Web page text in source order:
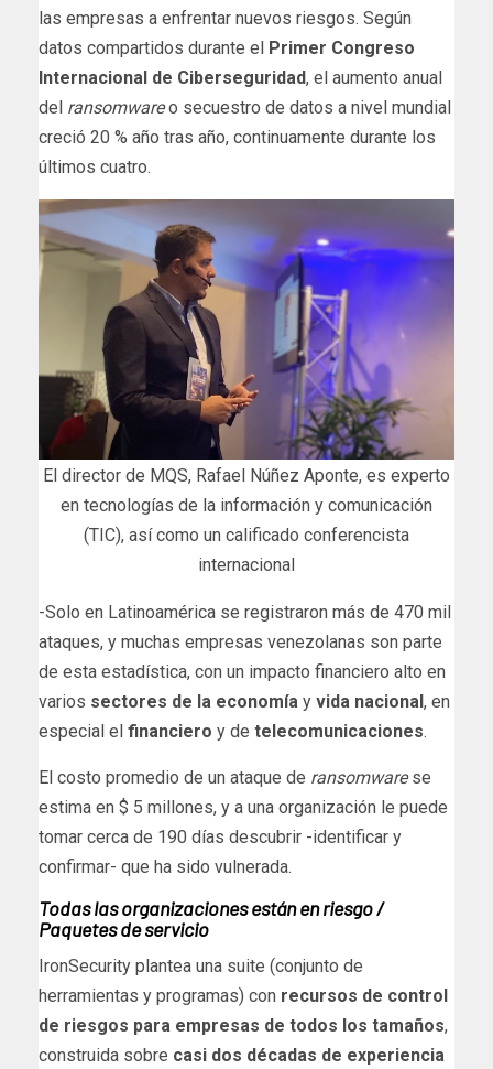
las empresas a enfrentar nuevos riesgos. Según
datos compartidos durante el Primer Congreso
Internacional de Ciberseguridad, el aumento anual
del ransomwareo secuestro de datos a nivel mundial
creció 20 % año tras año, continuamente durante los
últimos cuatro.
El director de MQS, Rafael Núñez Aponte, es experto
en tecnologías de la información y comunicación
(TIC), así como un calificado conferencista
internacional
-Solo en Latinoamérica se registraron más de 470 mil
ataques, y muchas empresas venezolanas son parte
de esta estadística, con un impacto financiero alto en
varios sectores de la economía y vida nacional, en
especial el financiero y de telecomunicaciones.
El costo promedio de un ataque de ransomwarese
estima en $ 5 millones, y a una organización le puede
tomar cerca de 190 días descubrir -identificar y
confirmar- que ha sido vulnerada.
Todas las organizaciones están en riesgo /
Paquetes de servicio
IronSecurity plantea una suite (conjunto de
herramientas y programas) con recursos de control
de riesgos para empresas de todos los tamaños,
construida sobre casi dos décadas de experiencia